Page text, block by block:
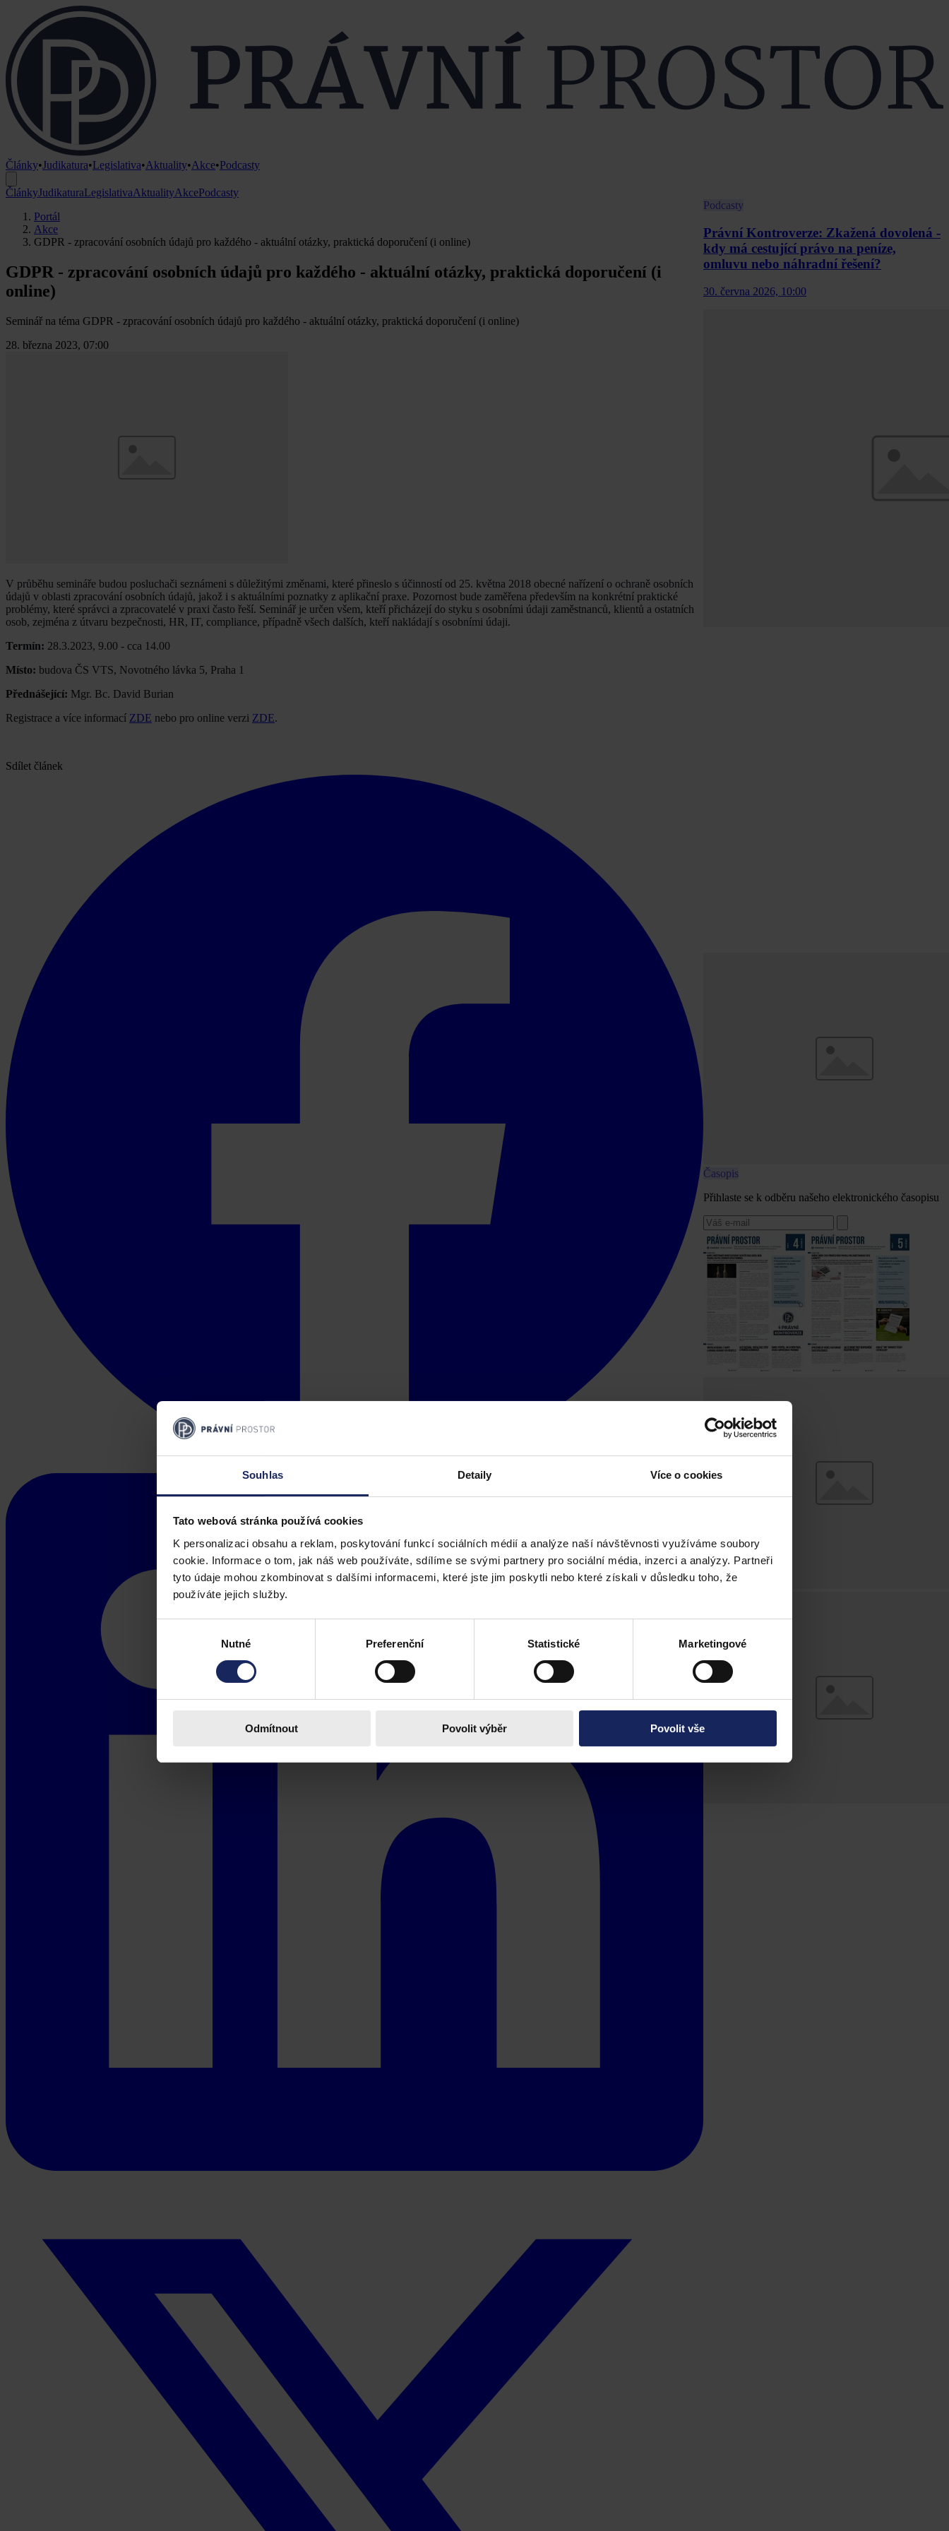
Souhlas Detaily Více o cookies
Tato webová stránka používá cookies
K personalizaci obsahu a reklam, poskytování funkcí sociálních médií a analýze naší návštěvnosti využíváme soubory
cookie. Informace o tom, jak náš web používáte, sdílíme se svými partnery pro sociální média, inzerci a analýzy. Partneři
tyto údaje mohou zkombinovat s dalšími informacemi, které jste jim poskytli nebo které získali v důsledku toho, že
používáte jejich služby.
Nutné Preferenční Statistické Marketingové
Odmítnout Povolit výběr Povolit vše
Články•Judikatura•Legislativa•Aktuality•Akce•Podcasty
ČlánkyJudikaturaLegislativaAktualityAkcePodcasty
Portál
Akce
GDPR - zpracování osobních údajů pro každého - aktuální otázky, praktická doporučení (i online)
GDPR - zpracování osobních údajů pro každého - aktuální otázky, praktická doporučení (i
online)
Seminář na téma GDPR - zpracování osobních údajů pro každého - aktuální otázky, praktická doporučení (i online)
28. března 2023, 07:00
V průběhu semináře budou posluchači seznámeni s důležitými změnami, které přineslo s účinností od 25. května 2018 obecné nařízení o ochraně osobních
údajů v oblasti zpracování osobních údajů, jakož i s aktuálními poznatky z aplikační praxe. Pozornost bude zaměřena především na konkrétní praktické
problémy, které správci a zpracovatelé v praxi často řeší. Seminář je určen všem, kteří přicházejí do styku s osobními údaji zaměstnanců, klientů a ostatních
osob, zejména z útvaru bezpečnosti, HR, IT, compliance, případně všech dalších, kteří nakládají s osobními údaji.
Termín: 28.3.2023, 9.00 - cca 14.00
Místo: budova ČS VTS, Novotného lávka 5, Praha 1
Přednášející: Mgr. Bc. David Burian
Registrace a více informací ZDE nebo pro online verzi ZDE.
Sdílet článek
Podcasty
Právní Kontroverze: Zkažená dovolená -
kdy má cestující právo na peníze,
omluvu nebo náhradní řešení?
30. června 2026, 10:00
Časopis
Přihlaste se k odběru našeho elektronického časopisu